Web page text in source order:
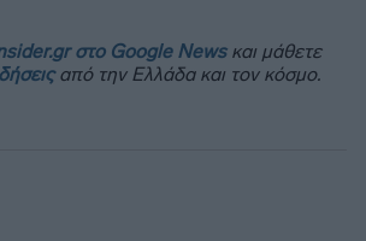
στο Google Newsκαι μάθετε
από την Ελλάδα και τον κόσμο.